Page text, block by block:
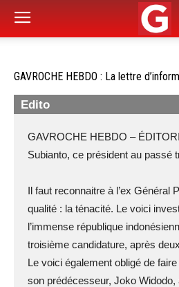
GAVROCHE HEBDO : La lettre
Edito
GAVROCHE HEBDO –
Subianto, ce président au passé
Il faut reconnaitre à l’ex Général
qualité : la ténacité. Le voici
l’immense république
troisième candidature, après
Le voici également obligé de
son prédécesseur, Joko Widodo,